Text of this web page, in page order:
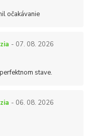
očakávanie
- 07. 08. 2026
stave.
- 06. 08. 2026